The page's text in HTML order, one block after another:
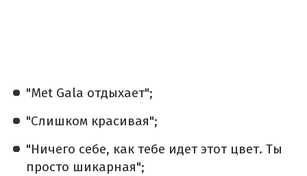
"Met Gala отдыхает";
"Слишком красивая";
"Ничего себе, как тебе идет этот цвет. Ты
просто шикарная";